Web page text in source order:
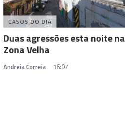
CASOS DO DIA
Duas agressões esta noite na
Zona Velha
Andreia Correia 16:07